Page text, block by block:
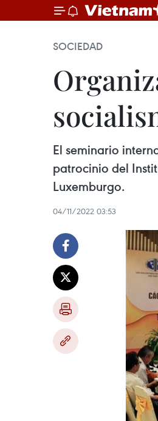
SOCIEDAD
El seminario
patrocinio del
Luxemburgo.
04/11/2022 03:53